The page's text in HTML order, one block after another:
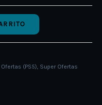
(PS5), Super Ofertas